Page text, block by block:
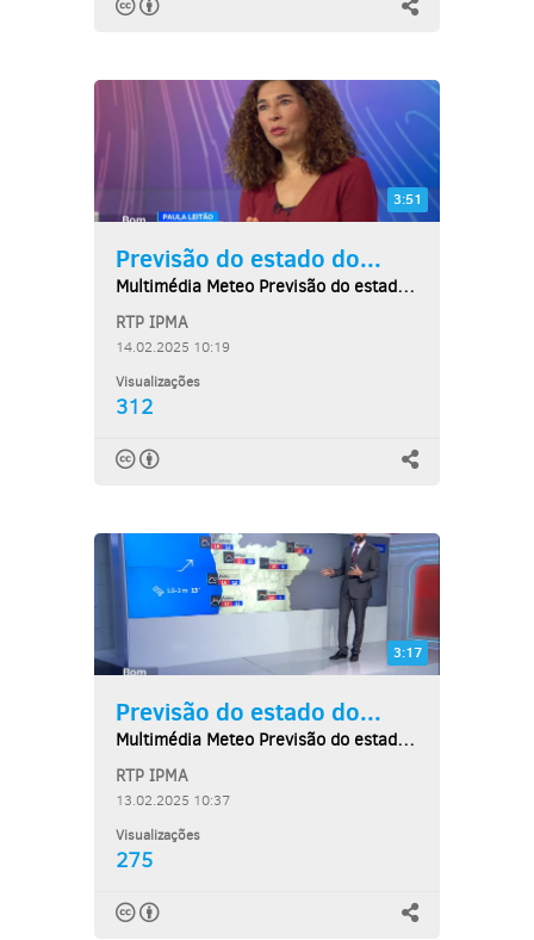
3:51
Previsão do estado do...
Multimédia Meteo Previsão do estado do tempo,...
RTP IPMA
14.02.2025 10:19
Visualizações
312
3:17
Previsão do estado do...
Multimédia Meteo Previsão do estado do tempo,...
RTP IPMA
13.02.2025 10:37
Visualizações
275